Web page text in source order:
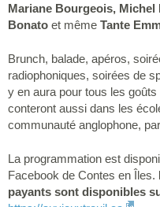
Mariane Bourgeois, Michel
Bonato et même Tante
Brunch, balade, apéros,
radiophoniques, soirées de
y en aura pour tous les
conteront aussi dans les
communauté anglophone,
La programmation est
Facebook de Contes en Îles.
payants sont disponibles